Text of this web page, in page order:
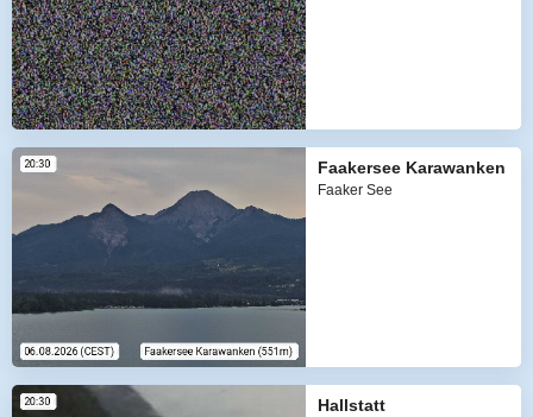
Faakersee Karawanken
Faaker See
Hallstatt